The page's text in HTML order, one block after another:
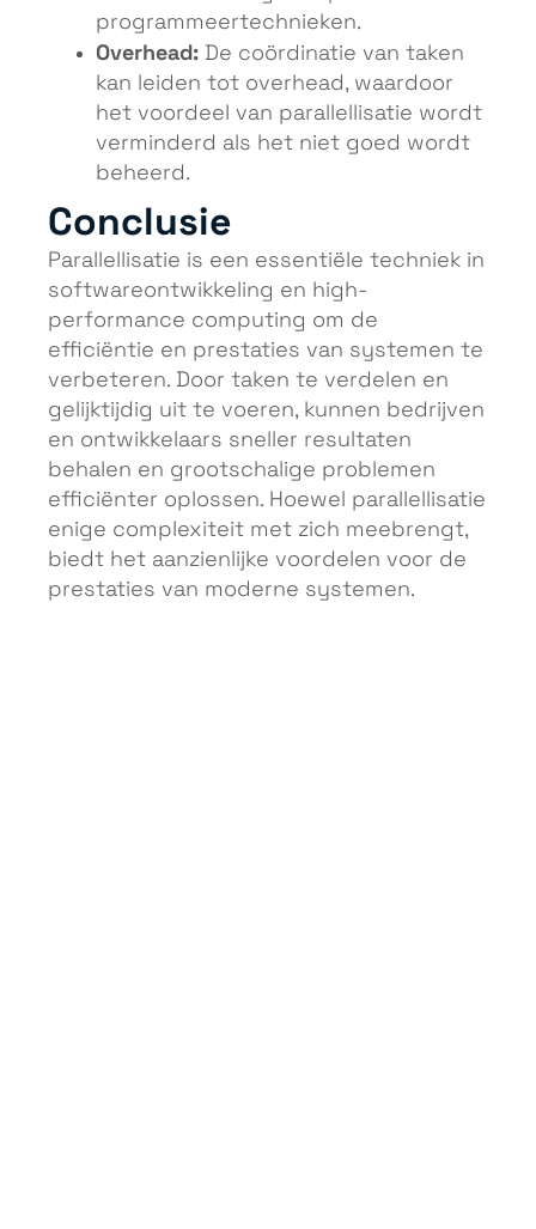
programmeertechnieken.
Overhead: De coördinatie van taken
kan leiden tot overhead, waardoor
het voordeel van parallellisatie wordt
verminderd als het niet goed wordt
beheerd.
Conclusie
Parallellisatie is een essentiële techniek in
softwareontwikkeling en high-
performance computing om de
efficiëntie en prestaties van systemen te
verbeteren. Door taken te verdelen en
gelijktijdig uit te voeren, kunnen bedrijven
en ontwikkelaars sneller resultaten
behalen en grootschalige problemen
efficiënter oplossen. Hoewel parallellisatie
enige complexiteit met zich meebrengt,
biedt het aanzienlijke voordelen voor de
prestaties van moderne systemen.